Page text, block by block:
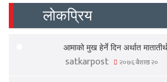
लोकप्रिय
आमाको मुख हेर्ने दिन अर्थात
satkarpost २०७६ बैशाख २०